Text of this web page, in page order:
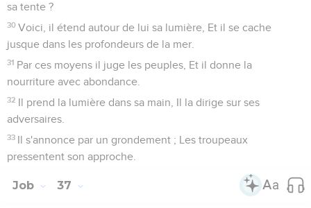
sa tente ?
30 Voici, il étend autour de lui sa lumière, Et il se cache
jusque dans les profondeurs de la mer.
31 Par ces moyens il juge les peuples, Et il donne la
nourriture avec abondance.
32 Il prend la lumière dans sa main, Il la dirige sur ses
adversaires.
33 Il s'annonce par un grondement ; Les troupeaux
pressentent son approche.
Job 37